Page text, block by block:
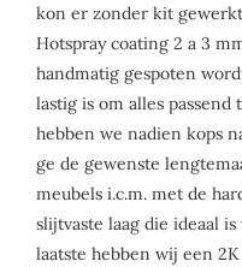
kon er zonder kit
Hotspray coating 2 a 3
handmatig gespoten
lastig is om alles
hebben we nadien kops
ge de gewenste
meubels i.c.m. met de
slijtvaste laag die ideaal
laatste hebben wij een